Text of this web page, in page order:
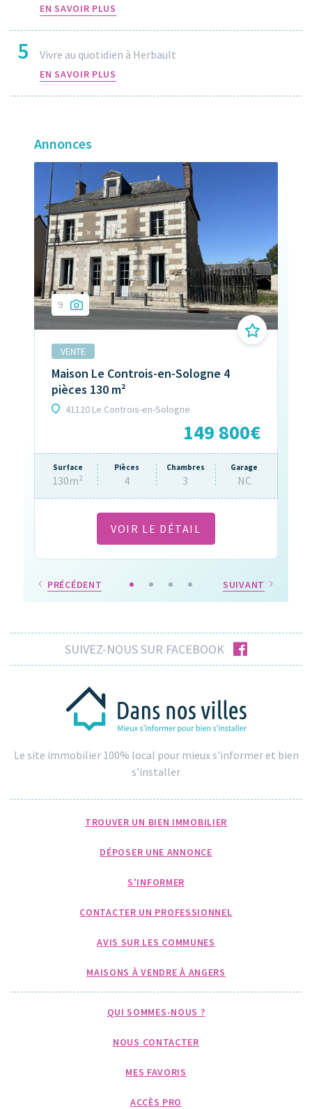
EN SAVOIR PLUS
5 Vivre au quotidien à Herbault
EN SAVOIR PLUS
Annonces
9
VENTE
Maison Le Controis-en-Sologne 4
pièces 130 m²
41120 Le Controis-en-Sologne
149 800€
Surface
130m²
Pièces
4
Chambres
3
Garage
NC
VOIR LE DÉTAIL
PRÉCÉDENT SUIVANT
SUIVEZ-NOUS SUR FACEBOOK facebook
Le site immobilier 100% local pour mieux s'informer et bien
s'installer
TROUVER UN BIEN IMMOBILIER
DÉPOSER UNE ANNONCE
S'INFORMER
CONTACTER UN PROFESSIONNEL
AVIS SUR LES COMMUNES
MAISONS À VENDRE À ANGERS
QUI SOMMES-NOUS ?
NOUS CONTACTER
MES FAVORIS
ACCÈS PRO